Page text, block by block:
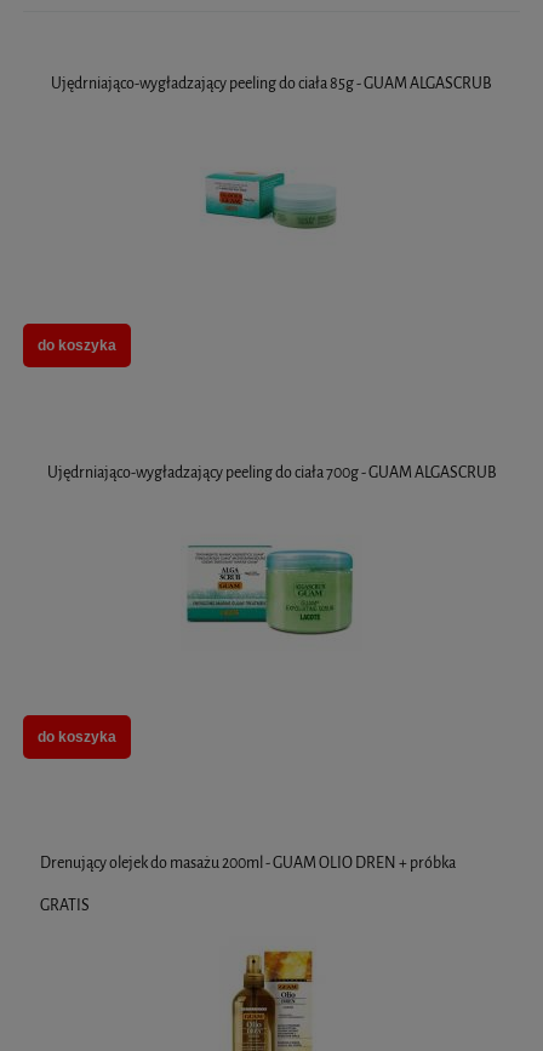
Ujędrniająco-wygładzający peeling do ciała 85g - GUAM ALGASCRUB
do koszyka
Ujędrniająco-wygładzający peeling do ciała 700g - GUAM ALGASCRUB
do koszyka
Drenujący olejek do masażu 200ml - GUAM OLIO DREN + próbka
GRATIS